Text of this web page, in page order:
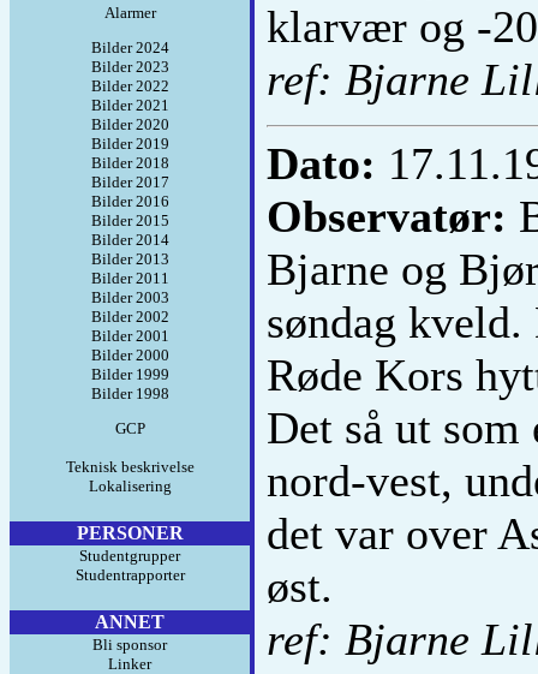
Alarmer
Bilder 2024
Bilder 2023
Bilder 2022
Bilder 2021
Bilder 2020
Bilder 2019
Bilder 2018
Bilder 2017
Bilder 2016
Bilder 2015
Bilder 2014
Bilder 2013
Bilder 2011
Bilder 2003
Bilder 2002
Bilder 2001
Bilder 2000
Bilder 1999
Bilder 1998
GCP
Teknisk beskrivelse
Lokalisering
PERSONER
Studentgrupper
Studentrapporter
ANNET
Bli sponsor
Linker
klarvær og -
ref: Bjarne
Dato:
Observatør:
Bjarne og
søndag
Røde Kors
Det så ut som
nord-vest,
det var over
øst.
ref: Bjarne